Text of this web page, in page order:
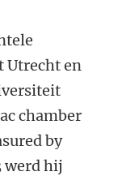
Utrecht en
chamber
by
werd hij